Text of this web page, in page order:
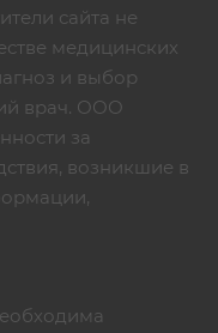
сайта не
медицинских
и выбор
врач. ООО
за
возникшие в